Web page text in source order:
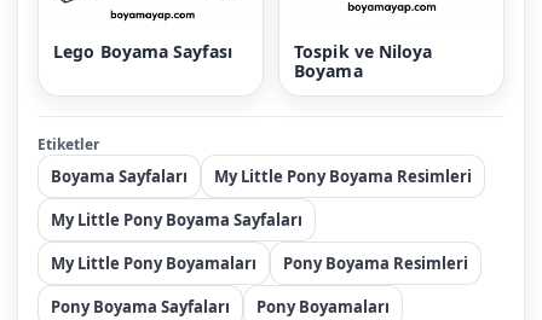
Lego Boyama Sayfası
Tospik ve Niloya
Boyama
Etiketler
Boyama Sayfaları
My Little Pony Boyama Resimleri
My Little Pony Boyama Sayfaları
My Little Pony Boyamaları
Pony Boyama Resimleri
Pony Boyama Sayfaları
Pony Boyamaları